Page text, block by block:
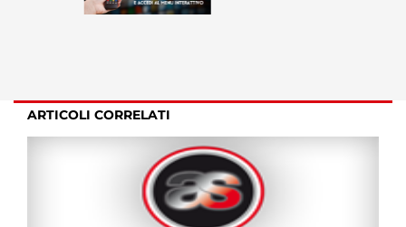
ARTICOLI CORRELATI